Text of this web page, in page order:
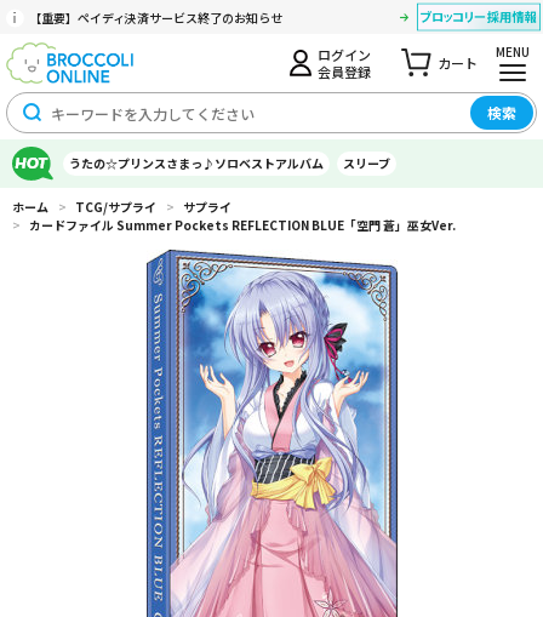
【重要】ペイディ決済サービス終了のお知らせ
ログイン
会員登録
カート
MENU
検索
うたの☆プリンスさまっ♪ソロベストアルバム スリーブ
ホーム > TCG/サプライ > サプライ
> カードファイル Summer Pockets REFLECTION BLUE「空門 蒼」巫女Ver.